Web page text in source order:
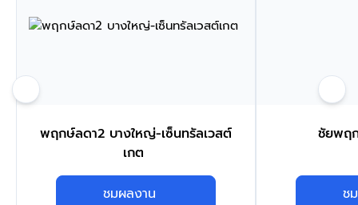
พฤกษ์ลดา2 บางใหญ่-เซ็นทรัลเวสต์
เกต
ชมผลงาน
ชัยพฤ
ช